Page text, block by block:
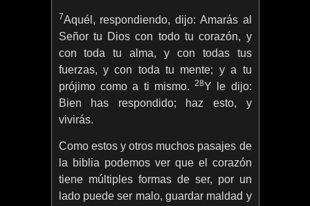
7Aquél, respondiendo, dijo: Amarás al
Señor tu Dios con todo tu corazón, y
con toda tu alma, y con todas tus
fuerzas, y con toda tu mente; y a tu
prójimo como a ti mismo. 28Y le dijo:
Bien has respondido; haz esto, y
vivirás.
Como estos y otros muchos pasajes de
la biblia podemos ver que el corazón
tiene múltiples formas de ser, por un
lado puede ser malo, guardar maldad y